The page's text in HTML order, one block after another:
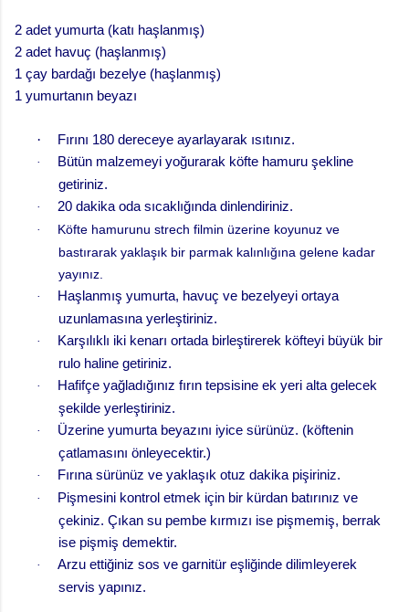
2 adet yumurta (katı haşlanmış)
2 adet havuç (haşlanmış)
1 çay bardağı bezelye (haşlanmış)
1 yumurtanın beyazı
· Fırını 180 dereceye ayarlayarak ısıtınız.
·
Bütün malzemeyi yoğurarak köfte hamuru şekline
getiriniz.
· 20 dakika oda sıcaklığında dinlendiriniz.
·
Köfte hamurunu strech filmin üzerine koyunuz ve
bastırarak yaklaşık bir parmak kalınlığına gelene kadar
yayınız.
·
Haşlanmış yumurta, havuç ve bezelyeyi ortaya
uzunlamasına yerleştiriniz.
·
Karşılıklı iki kenarı ortada birleştirerek köfteyi büyük bir
rulo haline getiriniz.
·
Hafifçe yağladığınız fırın tepsisine ek yeri alta gelecek
şekilde yerleştiriniz.
·
Üzerine yumurta beyazını iyice sürünüz. (köftenin
çatlamasını önleyecektir.)
· Fırına sürünüz ve yaklaşık otuz dakika pişiriniz.
·
Pişmesini kontrol etmek için bir kürdan batırınız ve
çekiniz. Çıkan su pembe kırmızı ise pişmemiş, berrak
ise pişmiş demektir.
·
Arzu ettiğiniz sos ve garnitür eşliğinde dilimleyerek
servis yapınız.